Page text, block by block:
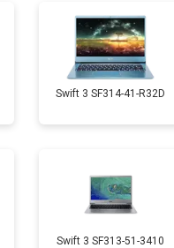
Swift 3 SF314-41-R32D
Swift 3 SF313-51-3410